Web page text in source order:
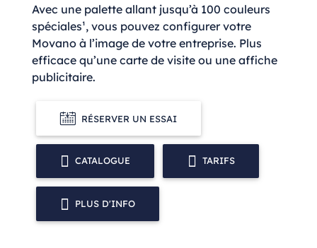
Avec une palette allant jusqu’à 100 couleurs
spéciales¹, vous pouvez configurer votre
Movano à l’image de votre entreprise. Plus
efficace qu’une carte de visite ou une affiche
publicitaire.
RÉSERVER UN ESSAI
CATALOGUE TARIFS
PLUS D'INFO